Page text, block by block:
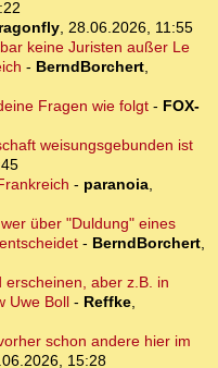
, 28.06.2026, 11:55
keine Juristen außer Le
- BerndBorchert,
Fragen wie folgt- FOX-
weisungsgebunden ist
- paranoia,
über "Duldung" eines
- BerndBorchert,
erscheinen, aber z.B. in
Uwe Boll - Reffke,
schon andere hier im
15:28